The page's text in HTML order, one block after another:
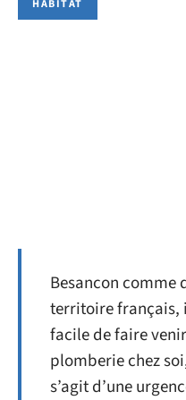
HABITAT
Besancon comme
territoire français,
facile de faire
plomberie chez
s’agit d’une